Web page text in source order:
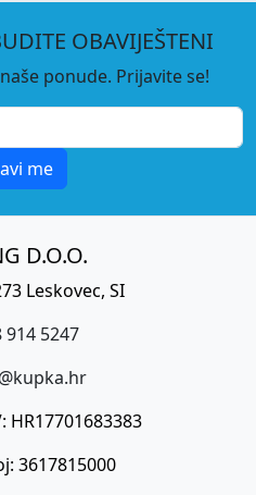
OBAVIJEŠTENI
ponude. Prijavite se!
me
D.O.O.
Leskovec, SI
914 5247
HR17701683383
3617815000